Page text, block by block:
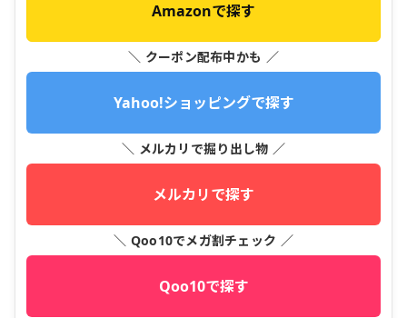
Amazonで探す
＼ クーポン配布中かも ／
Yahoo!ショッピングで探す
＼ メルカリで掘り出し物 ／
メルカリで探す
＼ Qoo10でメガ割チェック ／
Qoo10で探す